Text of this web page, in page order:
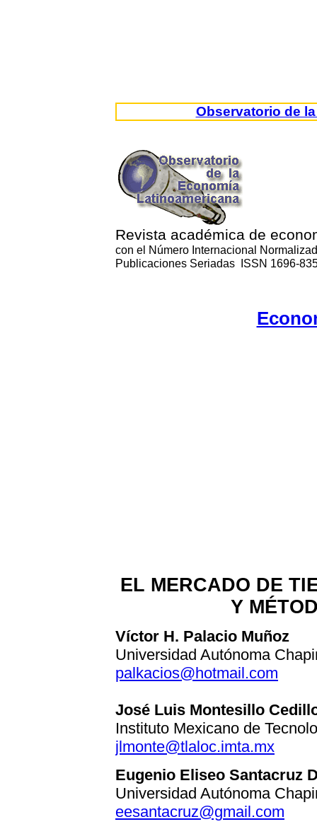
Observatorio de
Revista académica de
con el Número Internacional
Publicaciones Seriadas ISSN 1696-
EL MERCADO DE
Y
Víctor H. Palacio Muñoz
Universidad Autónoma
palkacios@hotmail.com
José Luis Montesillo
Instituto Mexicano de
jlmonte@tlaloc.imta.mx
Eugenio Eliseo Santacruz
Universidad Autónoma
eesantacruz@gmail.com